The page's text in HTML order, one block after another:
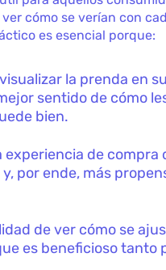
cómo se verían con
es esencial porque:
la prenda en
sentido de cómo
bien.
experiencia de compra
por ende, más
de ver cómo se
es beneficioso tanto